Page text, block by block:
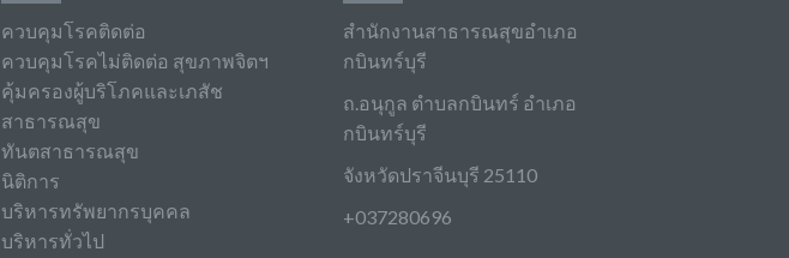
ควบคุมโรคติดต่อ
ควบคุมโรคไม่ติดต่อ สุขภาพจิตฯ
คุ้มครองผู้บริโภคและเภสัช
สาธารณสุข
ทันตสาธารณสุข
นิติการ
บริหารทรัพยากรบุคคล
บริหารทั่วไป
สำนักงานสาธารณสุขอำเภอ
กบินทร์บุรี
ถ.อนุกูล ตำบลกบินทร์ อำเภอ
กบินทร์บุรี
จังหวัดปราจีนบุรี 25110
+037280696